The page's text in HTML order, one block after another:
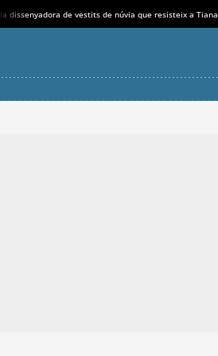
la dissenyadora de vestits de núvia que resisteix a Tiana